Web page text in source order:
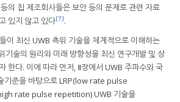
의 칩 제조회사들은 보안 등의 문제로 관련 자료
있지 않고 있다[7].
이 최신 UWB 측위 기술을 체계적으로 이해하는
기술의 원리와 미래 방향성을 최신 연구개발 및 상
한다. 이에 따라 먼저, Ⅱ장에서 UWB 주파수와 국
기준을 바탕으로 LRP(low rate pulse
rate pulse repetition) UWB 기술을